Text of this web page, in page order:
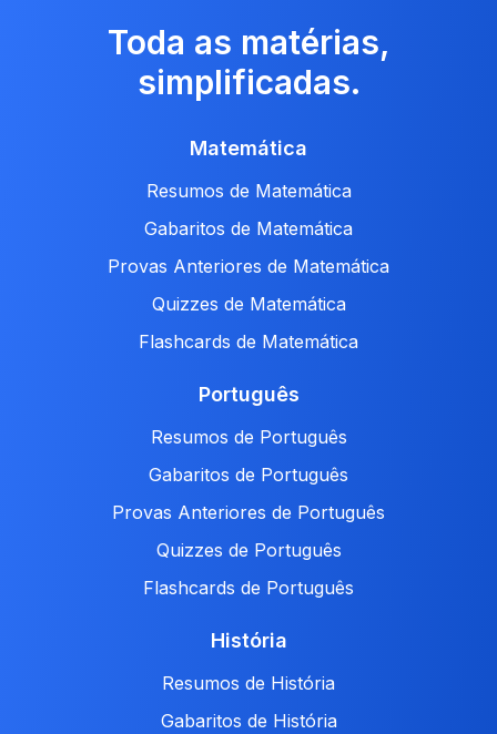
Toda as matérias,
simplificadas.
Matemática
Resumos de Matemática
Gabaritos de Matemática
Provas Anteriores de Matemática
Quizzes de Matemática
Flashcards de Matemática
Português
Resumos de Português
Gabaritos de Português
Provas Anteriores de Português
Quizzes de Português
Flashcards de Português
História
Resumos de História
Gabaritos de História